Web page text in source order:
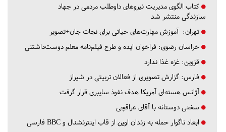
کتاب الگوی مدیریت نیروهای داوطلب مردمی در جهاد
سازندگی منتشر شد
تهران: آموزش مهارت‌های حیاتی برای نجات جان+تصویر
خراسان رضوی: فراخوان ایده و طرح فیلم‌نامه معلم دوست‌داشتنی
قزوین: غزه غذا ندارد
فارس: گزارش تصویری از فعالان تربیتی در شیراز
آژانس هسته‌ای آمریکا هدف نفوذ سایبری قرار گرفت
سخنی دوستانه با آقای عراقچی
ابعاد ناگوار حمله به زندان اوین از قاب اینترنشنال و BBC فارسی